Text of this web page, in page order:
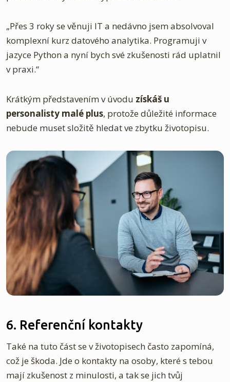
„Přes 3 roky se věnuji IT a nedávno jsem absolvoval
komplexní kurz datového analytika. Programuji v
jazyce Python a nyní bych své zkušenosti rád uplatnil
v praxi.“
Krátkým představením v úvodu získáš u
personalisty malé plus, protože důležité informace
nebude muset složitě hledat ve zbytku životopisu.
6. Referenční kontakty
Také na tuto část se v životopisech často zapomíná,
což je škoda. Jde o kontakty na osoby, které s tebou
mají zkušenost z minulosti, a tak se jich tvůj